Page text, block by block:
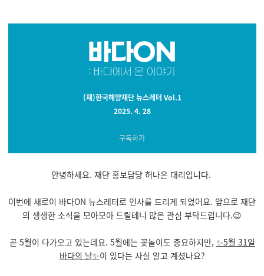
(재)한국해양재단 뉴스레터 Vol.1
2025. 4. 28
구독하기
안녕하세요. 재단 홍보담당 허나온 대리입니다.
이번에 새로이 바다ON 뉴스레터로 인사를 드리게 되었어요. 앞으로 재단
의 생생한 소식을 모아모아 드릴테니 많은 관심 부탁드립니다.😉
곧 5월이 다가오고 있는데요. 5월에는 꽃놀이도 중요하지만, ✨5월 31일
바다의 날✨이 있다는 사실 알고 계셨나요?